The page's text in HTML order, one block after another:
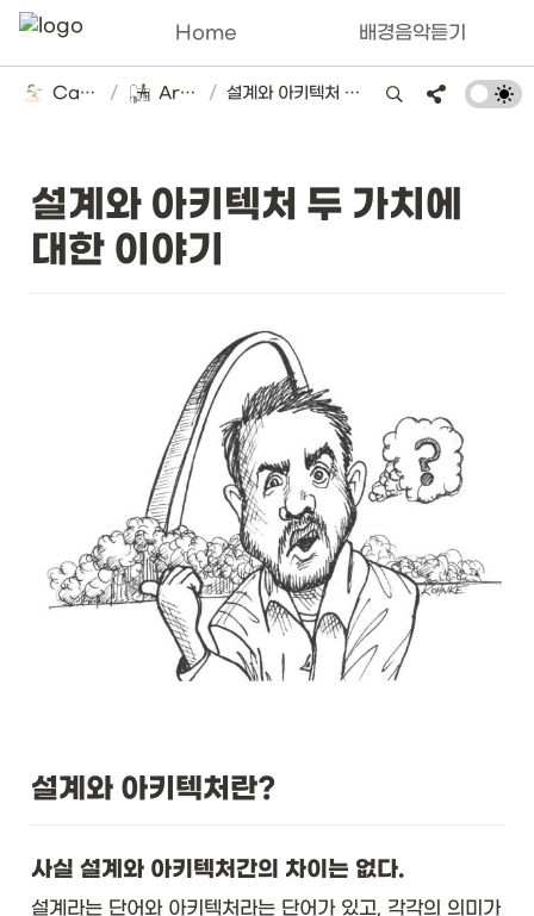
Home 배경음악듣기
Catsbi's DLog / Architecture / 설계와 아키텍처 두 가치에 대한 이야기
설계와 아키텍처 두 가치에
대한 이야기
설계와 아키텍처란?
사실 설계와 아키텍처간의 차이는 없다.
설계라는 단어와 아키텍처라는 단어가 있고, 각각의 의미가